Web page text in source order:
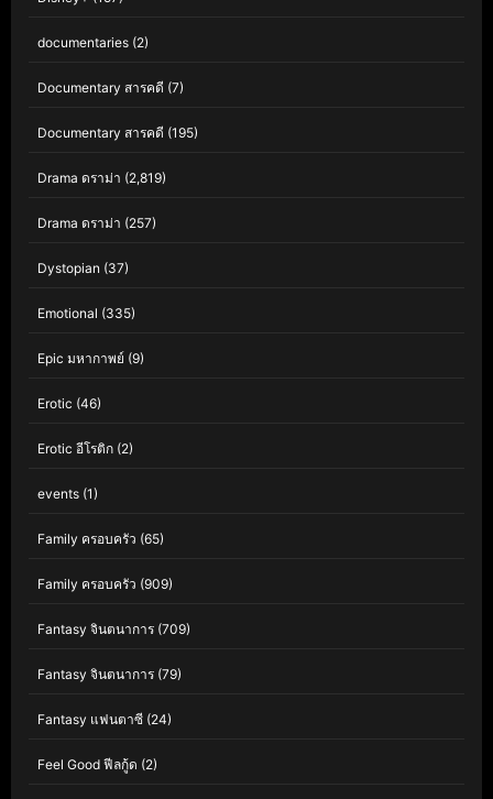
documentaries (2)
Documentary สารคดี (7)
Documentary สารคดี (195)
Drama ดราม่า (2,819)
Drama ดราม่า (257)
Dystopian (37)
Emotional (335)
Epic มหากาพย์ (9)
Erotic (46)
Erotic อีโรติก (2)
events (1)
Family ครอบครัว (65)
Family ครอบครัว (909)
Fantasy จินตนาการ (709)
Fantasy จินตนาการ (79)
Fantasy แฟนตาซี (24)
Feel Good ฟีลกู้ด (2)